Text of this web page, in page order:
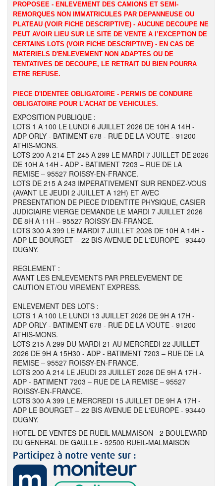
PROPOSEE - ENLEVEMENT DES CAMIONS ET SEMI-
REMORQUES NON IMMATRICULES PAR DEPANNEUSE OU
PLATEAU (VOIR FICHE DESCRIPTIVE) - AUCUNE DECOUPE NE
PEUT AVOIR LIEU SUR LE SITE DE VENTE A l’EXCEPTION DE
CERTAINS LOTS (VOIR FICHE DESCRIPTIVE) - EN CAS DE
MATERIELS D'ENLEVEMENT NON ADAPTES OU DE
TENTATIVES DE DECOUPE, LE RETRAIT DU BIEN POURRA
ETRE REFUSE.
PIECE D'IDENTEE OBLIGATOIRE - PERMIS DE CONDUIRE
OBLIGATOIRE POUR L'ACHAT DE VEHICULES.
EXPOSITION PUBLIQUE :
LOTS 1 A 100 LE LUNDI 6 JUILLET 2026 DE 10H A 14H -
ADP ORLY - BATIMENT 678 - RUE DE LA VOUTE - 91200
ATHIS-MONS.
LOTS 200 A 214 ET 245 A 299 LE MARDI 7 JUILLET DE 2026
DE 10H A 14H - ADP - BATIMENT 7203 – RUE DE LA
REMISE – 95527 ROISSY-EN-FRANCE.
LOTS DE 215 A 243 IMPERATIVEMENT SUR RENDEZ-VOUS
(AVANT LE JEUDI 2 JUILLET A 12H) ET AVEC
PRESENTATION DE PIECE D'IDENTITE PHYSIQUE, CASIER
JUDICIAIRE VIERGE DEMANDE LE MARDI 7 JUILLET 2026
DE 8H A 11H – 95527 ROISSY-EN-FRANCE.
LOTS 300 A 399 LE MARDI 7 JUILLET 2026 DE 10H A 14H -
ADP LE BOURGET – 22 BIS AVENUE DE L'EUROPE - 93440
DUGNY.
REGLEMENT :
AVANT LES ENLEVEMENTS PAR PRELEVEMENT DE
CAUTION ET/OU VIREMENT EXPRESS.
ENLEVEMENT DES LOTS :
LOTS 1 A 100 LE LUNDI 13 JUILLET 2026 DE 9H A 17H -
ADP ORLY - BATIMENT 678 - RUE DE LA VOUTE - 91200
ATHIS-MONS.
LOTS 215 A 299 DU MARDI 21 AU MERCREDI 22 JUILLET
2026 DE 9H A 15H30 - ADP - BATIMENT 7203 – RUE DE LA
REMISE – 95527 ROISSY-EN-FRANCE.
LOTS 200 A 214 LE JEUDI 23 JUILLET 2026 DE 9H A 17H -
ADP - BATIMENT 7203 – RUE DE LA REMISE – 95527
ROISSY-EN-FRANCE.
LOTS 300 A 399 LE MERCREDI 15 JUILLET DE 9H A 17H -
ADP LE BOURGET – 22 BIS AVENUE DE L'EUROPE - 93440
DUGNY.
HOTEL DE VENTES DE RUEIL-MALMAISON - 2 BOULEVARD
DU GENERAL DE GAULLE - 92500 RUEIL-MALMAISON